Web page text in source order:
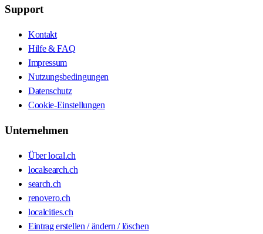
Support
Kontakt
Hilfe & FAQ
Impressum
Nutzungsbedingungen
Datenschutz
Cookie-Einstellungen
Unternehmen
Über local.ch
localsearch.ch
search.ch
renovero.ch
localcities.ch
Eintrag erstellen / ändern / löschen